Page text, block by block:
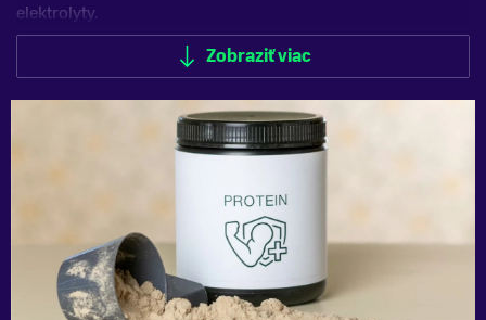
elektrolyty.
Zobraziť viac
Zobraziť menej